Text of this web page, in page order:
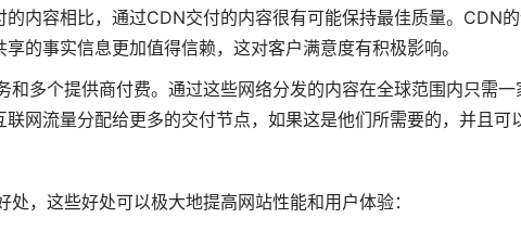
的内容相比，通过CDN交付的内容很有可能保持最佳质量。CDN
的事实信息更加值得信赖，这对客户满意度有积极影响。
和多个提供商付费。通过这些网络分发的内容在全球范围内只需一
网流量分配给更多的交付节点，如果这是他们所需要的，并且可
，这些好处可以极大地提高网站性能和用户体验：